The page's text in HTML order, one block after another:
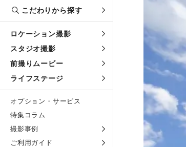
こだわりから探す
ロケーション撮影
スタジオ撮影
前撮りムービー
ライフステージ
オプション・サービス
特集コラム
撮影事例
ご利用ガイド